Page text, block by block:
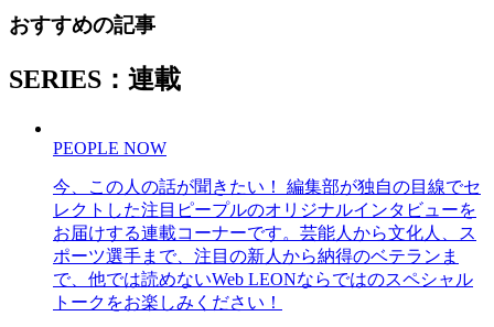
おすすめの記事
SERIES：連載
PEOPLE NOW
今、この人の話が聞きたい！ 編集部が独自の目線でセ
レクトした注目ピープルのオリジナルインタビューを
お届けする連載コーナーです。芸能人から文化人、ス
ポーツ選手まで、注目の新人から納得のベテランま
で、他では読めないWeb LEONならではのスペシャル
トークをお楽しみください！